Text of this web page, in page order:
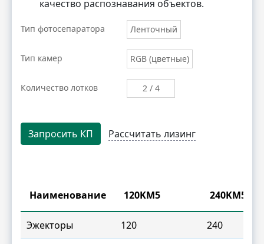
качество распознавания объектов.
Тип фотосепаратора Ленточный
Тип камер RGB (цветные)
Количество лотков 2 / 4
Запросить КП Рассчитать лизинг
Наименование 120KM5 240KM5
Эжекторы 120 240